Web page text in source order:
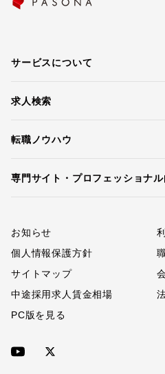
サービスについて
求人検索
転職ノウハウ
専門サイト・プロフェッショナ
お知らせ
個人情報保護方針
サイトマップ
中途採用求人賃金相場
PC版を見る